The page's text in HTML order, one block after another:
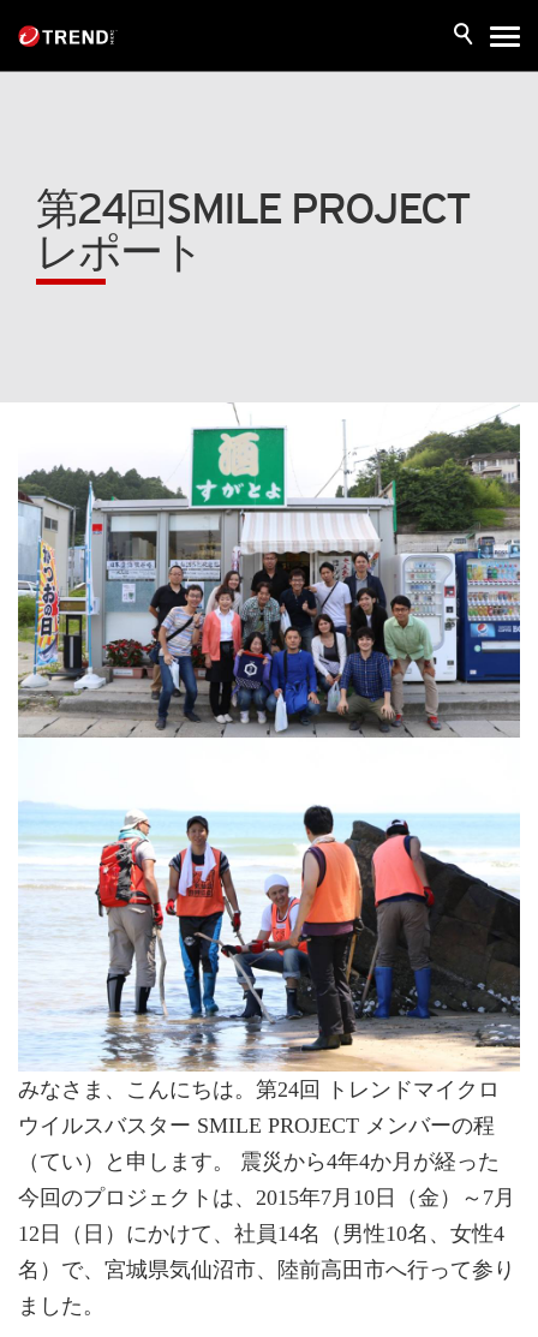
第24回SMILE PROJECT
レポート
みなさま、こんにちは。第24回 トレンドマイクロ
ウイルスバスター SMILE PROJECT メンバーの程
（てい）と申します。 震災から4年4か月が経った
今回のプロジェクトは、2015年7月10日（金）～7月
12日（日）にかけて、社員14名（男性10名、女性4
名）で、宮城県気仙沼市、陸前高田市へ行って参り
ました。